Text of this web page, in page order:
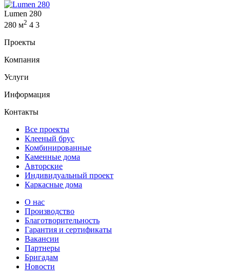
Lumen 280
280 м2 4 3
Проекты
Компания
Услуги
Информация
Контакты
Все проекты
Клееный брус
Комбинированные
Каменные дома
Авторские
Индивидуальный проект
Каркасные дома
О нас
Производство
Благотворительность
Гарантия и сертификаты
Вакансии
Партнеры
Бригадам
Новости